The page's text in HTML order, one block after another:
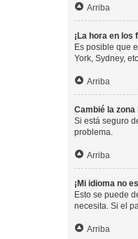
Arriba
¡La hora en
Es posible que
York, Sydney,
Arriba
Cambié la
Si está seguro
problema.
Arriba
¡Mi idioma no
Esto se puede
necesita. Si el
Arriba